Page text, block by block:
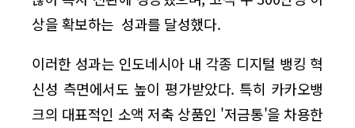
상을 확보하는 성과를 달성했다.
이러한 성과는 인도네시아 내 각종 디지털 뱅킹 혁
신성 측면에서도 높이 평가받았다. 특히 카카오뱅
크의 대표적인 소액 저축 상품인 '저금통'을 차용한